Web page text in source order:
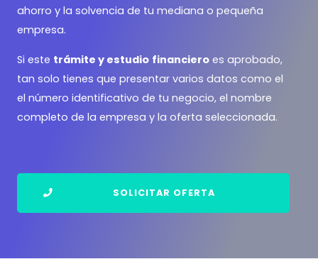
ahorro y la solvencia de tu mediana o pequeña
empresa.
Si este trámite y estudio financiero es aprobado,
tan solo tienes que presentar varios datos como el
el número identificativo de tu negocio, el nombre
completo de la empresa y la oferta seleccionada.
SOLICITAR OFERTA